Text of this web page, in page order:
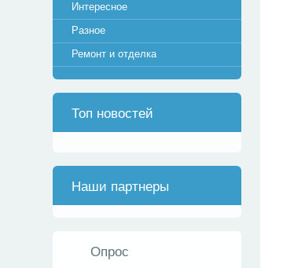
Интересное
Разное
Ремонт и отделка
Топ новостей
Наши партнеры
Опрос